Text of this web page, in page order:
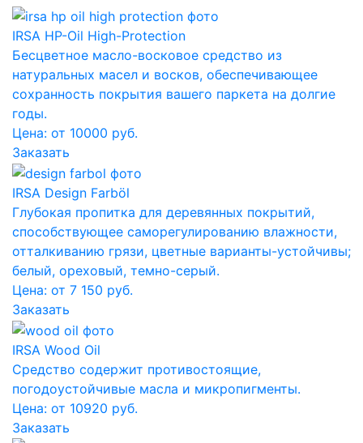
IRSA HP-Oil High-Protection
Бесцветное масло-восковое средство из
натуральных масел и восков, обеспечивающее
сохранность покрытия вашего паркета на долгие
годы.
Цена: от 10000 руб.
Заказать
IRSA Design Farböl
Глубокая пропитка для деревянных покрытий,
способствующее саморегулированию влажности,
отталкиванию грязи, цветные варианты-устойчивы;
белый, ореховый, темно-серый.
Цена: от 7 150 руб.
Заказать
IRSA Wood Oil
Средство содержит противостоящие,
погодоустойчивые масла и микропигменты.
Цена: от 10920 руб.
Заказать